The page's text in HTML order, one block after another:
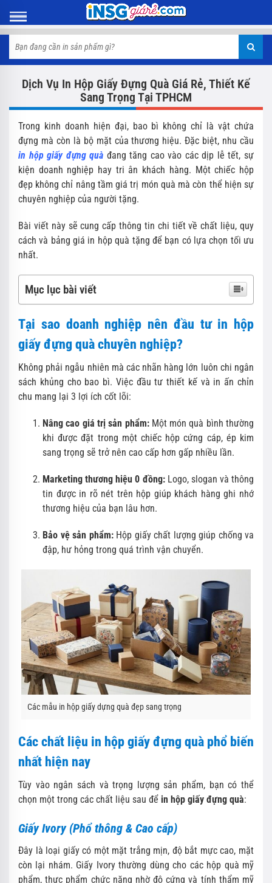
Dịch Vụ In Hộp Giấy Đựng Quà Giá Rẻ, Thiết Kế
Sang Trọng Tại TPHCM
Trong kinh doanh hiện đại, bao bì không chỉ là vật chứa
đựng mà còn là bộ mặt của thương hiệu. Đặc biệt, nhu cầu
in hộp giấy đựng quà đang tăng cao vào các dịp lễ tết, sự
kiện doanh nghiệp hay tri ân khách hàng. Một chiếc hộp
đẹp không chỉ nâng tầm giá trị món quà mà còn thể hiện sự
chuyên nghiệp của người tặng.
Bài viết này sẽ cung cấp thông tin chi tiết về chất liệu, quy
cách và bảng giá in hộp quà tặng để bạn có lựa chọn tối ưu
nhất.
Mục lục bài viết
Tại sao doanh nghiệp nên đầu tư in hộp
giấy đựng quà chuyên nghiệp?
Không phải ngẫu nhiên mà các nhãn hàng lớn luôn chi ngân
sách khủng cho bao bì. Việc đầu tư thiết kế và in ấn chỉn
chu mang lại 3 lợi ích cốt lõi:
Nâng cao giá trị sản phẩm:Một món quà bình thường
khi được đặt trong một chiếc hộp cứng cáp, ép kim
sang trọng sẽ trở nên cao cấp hơn gấp nhiều lần.
Marketing thương hiệu 0 đồng:Logo, slogan và thông
tin được in rõ nét trên hộp giúp khách hàng ghi nhớ
thương hiệu của bạn lâu hơn.
Bảo vệ sản phẩm:Hộp giấy chất lượng giúp chống va
đập, hư hỏng trong quá trình vận chuyển.
Các mẫu in hộp giấy dựng quà đẹp sang trọng
Các chất liệu in hộp giấy đựng quà phổ biến
nhất hiện nay
Tùy vào ngân sách và trọng lượng sản phẩm, bạn có thể
chọn một trong các chất liệu sau để in hộp giấy đựng quà:
Giấy Ivory (Phổ thông & Cao cấp)
Đây là loại giấy có một mặt trắng mịn, độ bắt mực cao, mặt
còn lại nhám. Giấy Ivory thường dùng cho các hộp quà mỹ
phẩm, thực phẩm chức năng nhờ độ cứng và tính thẩm mỹ